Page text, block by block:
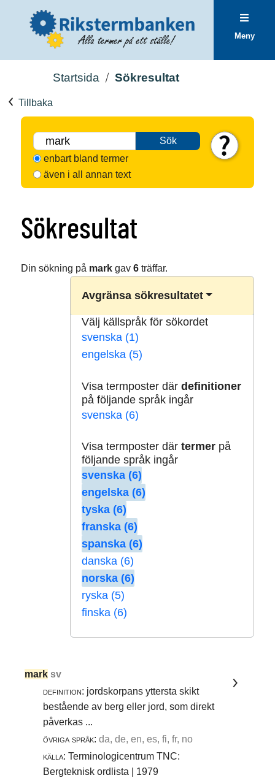
Meny
Startsida Sökresultat
Tillbaka
Sök
enbart bland termer
även i all annan text
Sökresultat
Din sökning på markgav 6träffar.
Avgränsa sökresultatet
Välj källspråk för sökordet
svenska (1)
engelska (5)
Visa termposter där definitioner
på följande språk ingår
svenska (6)
Visa termposter där termerpå
följande språk ingår
svenska (6)
engelska (6)
tyska (6)
franska (6)
spanska (6)
danska (6)
norska (6)
ryska (5)
finska (6)
mark sv
definition: jordskorpans yttersta skikt
bestående av berg eller jord, som direkt
påverkas ...
övriga språk: da, de, en, es, fi, fr, no
källa: Terminologicentrum TNC:
Bergteknisk ordlista | 1979